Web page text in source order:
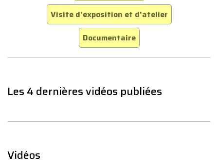
Visite d'exposition et d'atelier
Documentaire
Les 4 dernières vidéos publiées
Vidéos